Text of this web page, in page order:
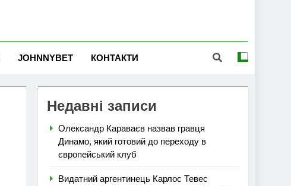
JOHNNYBET КОНТАКТИ
Недавні записи
Олександр Караваєв назвав гравця
Динамо, який готовий до переходу в
європейський клуб
Видатний аргентинець Карлос Тевес